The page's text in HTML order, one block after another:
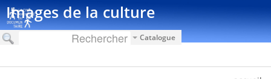
Images de la culture
Catalogue